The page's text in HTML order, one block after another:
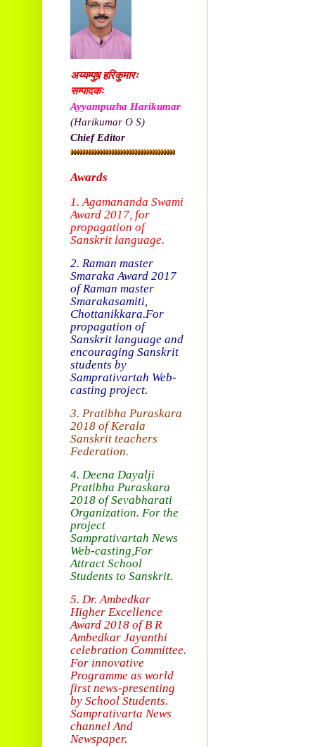
अय्यम्पुष़ हरिकुमारः
सम्पादकः
Ayyampuzha Harikumar
(Harikumar O S)
Chief Editor
Awards
1. Agamananda Swami
Award 2017, for
propagation of
Sanskrit language.
2. Raman master
Smaraka Award 2017
of Raman master
Smarakasamiti,
Chottanikkara.For
propagation of
Sanskrit language and
encouraging Sanskrit
students by
Samprativartah Web-
casting project.
3. Pratibha Puraskara
2018 ofKerala
Sanskrit teachers
Federation.
4. Deena Dayalji
Pratibha Puraskara
2018 of Sevabharati
Organization. For the
project
Samprativartah News
Web-casting,For
Attract School
Students to Sanskrit.
5. Dr. Ambedkar
Higher Excellence
Award 2018 of B R
Ambedkar Jayanthi
celebration Committee.
For innovative
Programme as world
first news-presenting
by School Students.
Samprativarta News
channel And
Newspaper.